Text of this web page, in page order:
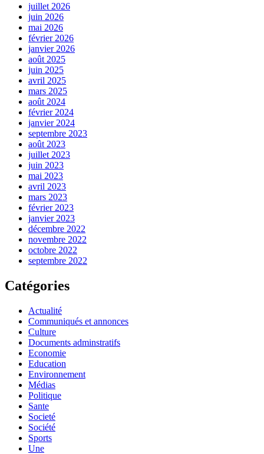
juillet 2026
juin 2026
mai 2026
février 2026
janvier 2026
août 2025
juin 2025
avril 2025
mars 2025
août 2024
février 2024
janvier 2024
septembre 2023
août 2023
juillet 2023
juin 2023
mai 2023
avril 2023
mars 2023
février 2023
janvier 2023
décembre 2022
novembre 2022
octobre 2022
septembre 2022
Catégories
Actualité
Communiqués et annonces
Culture
Documents adminstratifs
Economie
Education
Environnement
Médias
Politique
Sante
Societé
Société
Sports
Une